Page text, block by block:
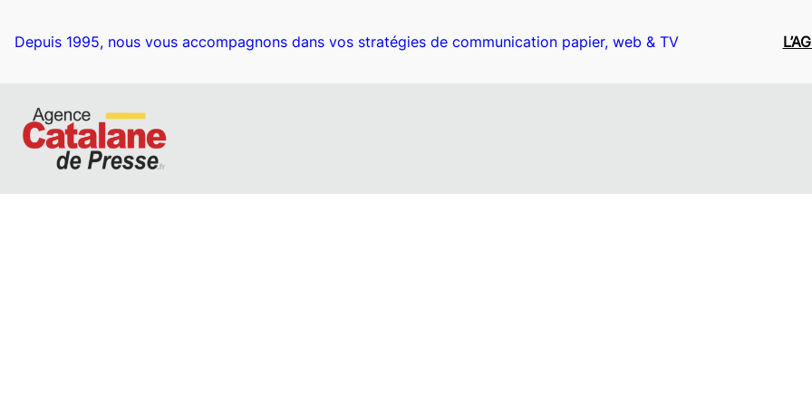
contenu
Depuis 1995, nous vous accompagnons dans vos stratégies de communication papier, web & TV